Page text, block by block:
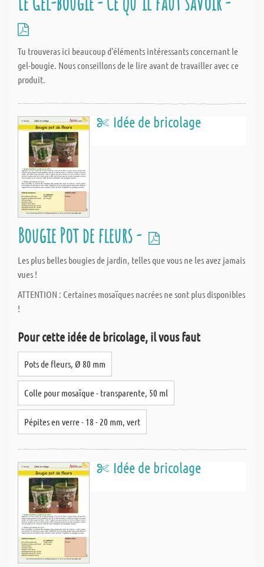
Tu trouveras ici beaucoup d'éléments intéressants concernant le
gel-bougie. Nous conseillons de le lire avant de travailler avec ce
produit.
Idée de bricolage
Bougie Pot de fleurs -
Les plus belles bougies de jardin, telles que vous ne les avez jamais
vues !
ATTENTION : Certaines mosaïques nacrées ne sont plus disponibles
!
Pour cette idée de bricolage, il vous faut
Pots de fleurs, Ø 80 mm
Colle pour mosaïque - transparente, 50 ml
Pépites en verre - 18 - 20 mm, vert
Idée de bricolage